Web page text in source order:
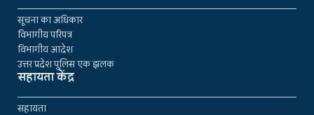
सूचना का अधिकार
विभागीय परिपत्र
विभागीय आदेश
उत्तर प्रदेश पुलिस एक झलक
सहायता केंद्र
सहायता